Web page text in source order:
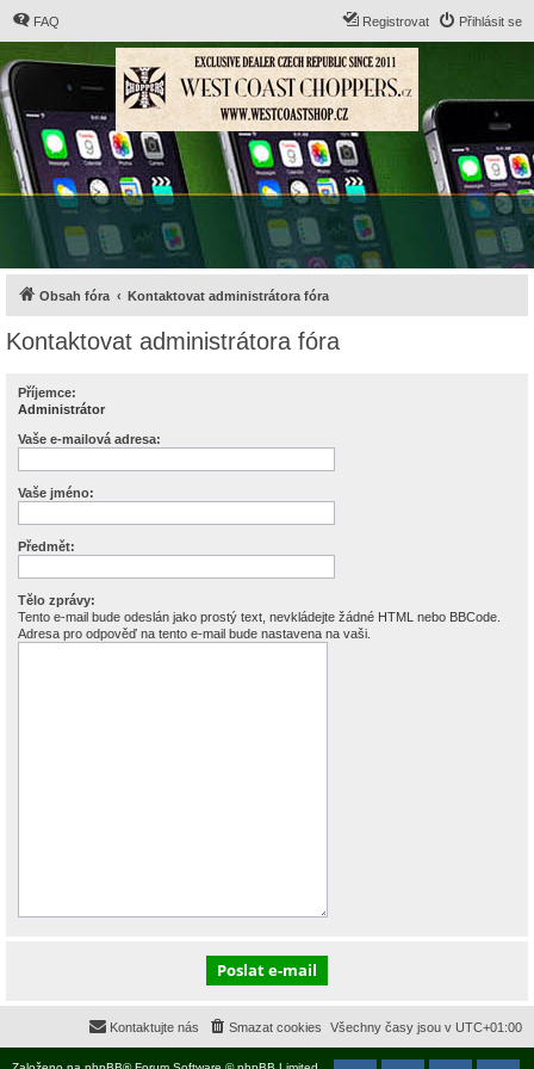
FAQ Přihlásit se
Registrovat
Obsah fóra Kontaktovat administrátora fóra
Kontaktovat administrátora fóra
Příjemce:
Administrátor
Vaše e-mailová adresa:
Vaše jméno:
Předmět:
Tělo zprávy:
Tento e-mail bude odeslán jako prostý text, nevkládejte žádné HTML nebo BBCode.
Adresa pro odpověď na tento e-mail bude nastavena na vaši.
Všechny časy jsou v UTC+01:00
Smazat cookies
Kontaktujte nás